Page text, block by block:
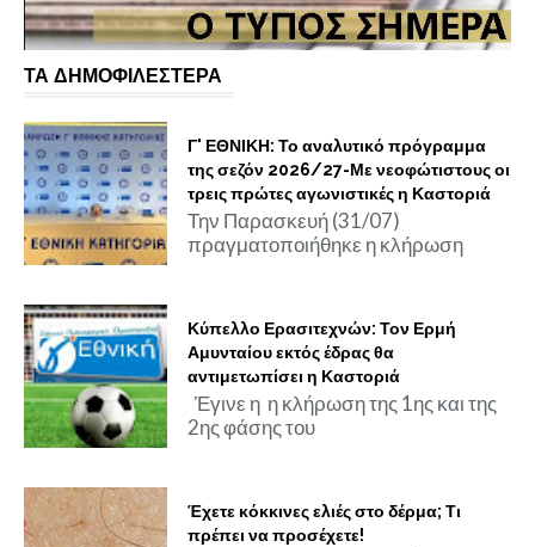
ΤΑ ΔΗΜΟΦΙΛΕΣΤΕΡΑ
Γ' ΕΘΝΙΚΗ: Το αναλυτικό πρόγραμμα
της σεζόν 2026/27-Με νεοφώτιστους οι
τρεις πρώτες αγωνιστικές η Καστοριά
Την Παρασκευή (31/07)
πραγματοποιήθηκε η κλήρωση
Κύπελλο Ερασιτεχνών: Τον Ερμή
Αμυνταίου εκτός έδρας θα
αντιμετωπίσει η Καστοριά
Έγινε η η κλήρωση της 1ης και της
2ης φάσης του
Έχετε κόκκινες ελιές στο δέρμα; Τι
πρέπει να προσέχετε!